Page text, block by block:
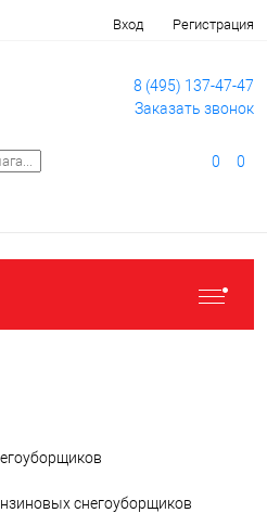
Вход Регистрация
8 (495) 137-47-47
Заказать звонок
0 0
снегоуборщиков